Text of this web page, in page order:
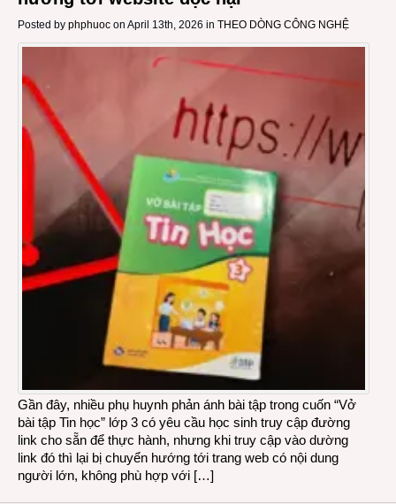
Posted by phphuoc on April 13th, 2026 in THEO DÒNG CÔNG NGHỆ
Gần đây, nhiều phụ huynh phản ánh bài tập trong cuốn “Vở
bài tập Tin học” lớp 3 có yêu cầu học sinh truy cập đường
link cho sẵn để thực hành, nhưng khi truy cập vào dường
link đó thì lại bị chuyển hướng tới trang web có nội dung
người lớn, không phù hợp với […]